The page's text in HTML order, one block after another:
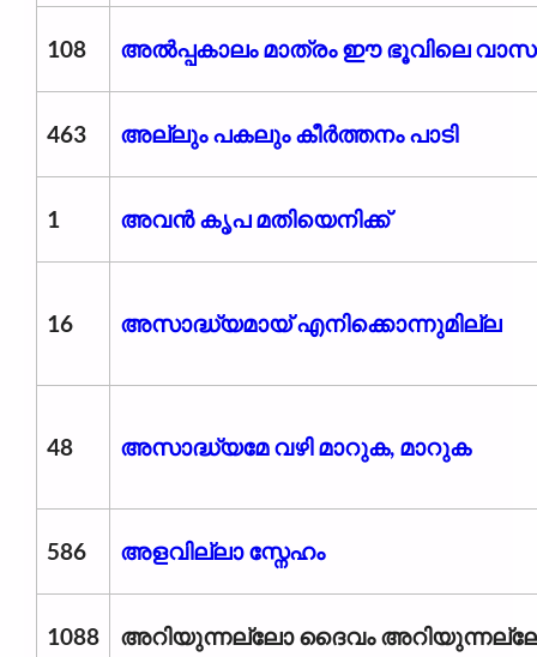
108 അൽപ്പകാലം മാത്രം ഈ ഭൂവിലെ
463 അല്ലും പകലും കീർത്തനം പാടി
1 അവന്‍ കൃപ മതിയെനിക്ക്
16 അസാദ്ധ‍്യമായ് എനിക്കൊന്നുമില്ല
48 അസാദ്ധ‍്യമേ വഴി മാറുക, മാറുക
586 അളവില്ലാ സ്നേഹം
1088 അറിയുന്നല്ലോ ദൈവം